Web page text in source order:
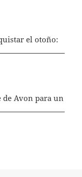
el otoño:
de Avon para un